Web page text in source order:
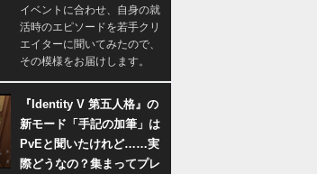
イベントに合わせ、自身の就
活時のエピソードを若手クリ
エイターに聞いてみたので、
その模様をお届けします。
『Identity V 第五人格』の
新モード「手記の加筆」は
PvEと聞いたけれど……実
際どうなの？集まってプレ